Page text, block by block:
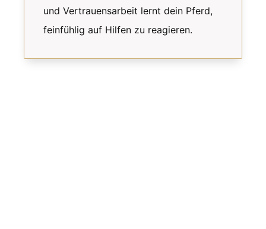
und Vertrauensarbeit lernt dein Pferd,
feinfühlig auf Hilfen zu reagieren.